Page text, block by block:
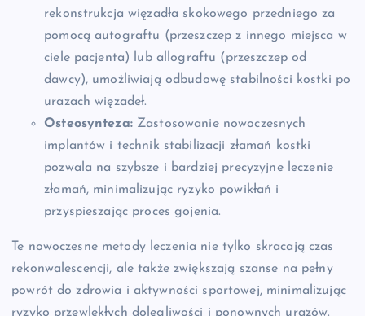
rekonstrukcja więzadła skokowego przedniego za
pomocą autograftu (przeszczep z innego miejsca w
ciele pacjenta) lub allograftu (przeszczep od
dawcy), umożliwiają odbudowę stabilności kostki po
urazach więzadeł.
Osteosynteza:Zastosowanie nowoczesnych
implantów i technik stabilizacji złamań kostki
pozwala na szybsze i bardziej precyzyjne leczenie
złamań, minimalizując ryzyko powikłań i
przyspieszając proces gojenia.
Te nowoczesne metody leczenia nie tylko skracają czas
rekonwalescencji, ale także zwiększają szanse na pełny
powrót do zdrowia i aktywności sportowej, minimalizując
ryzyko przewlekłych dolegliwości i ponownych urazów.